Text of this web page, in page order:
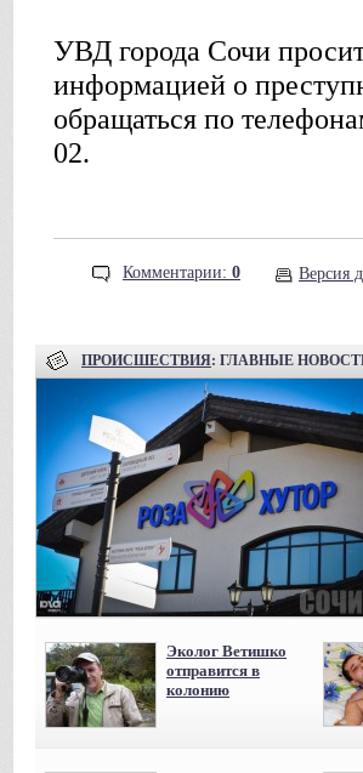
УВД города Сочи
информацией о
обращаться по
02.
Комментарии: 0 Версия
ПРОИСШЕСТВИЯ: ГЛАВНЫЕ
Эколог Ветишко
отправится в
колонию